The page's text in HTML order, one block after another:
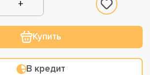
Купить
В кредит